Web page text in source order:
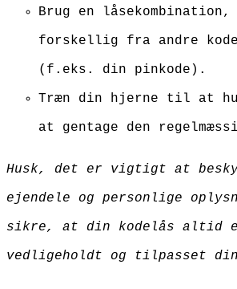
Brug en
forskellig fra andre
(f.eks. din pinkode).
Træn din hjerne til at
at gentage den
Husk, det er vigtigt at
ejendele og personlige
sikre, at din kodelås altid
vedligeholdt og tilpasset